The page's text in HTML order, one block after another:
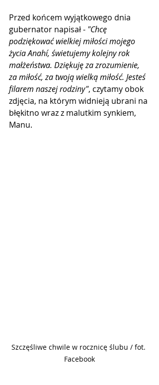
Przed końcem wyjątkowego dnia
gubernator napisał - "Chcę
podziękować wielkiej miłości mojego
życia Anahí, świetujemy kolejny rok
małżeństwa. Dziękuję za zrozumienie,
za miłość, za twoją wielką miłość. Jesteś
filarem naszej rodziny", czytamy obok
zdjęcia, na którym widnieją ubrani na
błękitno wraz z malutkim synkiem,
Manu.
Szczęśliwe chwile w rocznicę ślubu / fot.
Facebook